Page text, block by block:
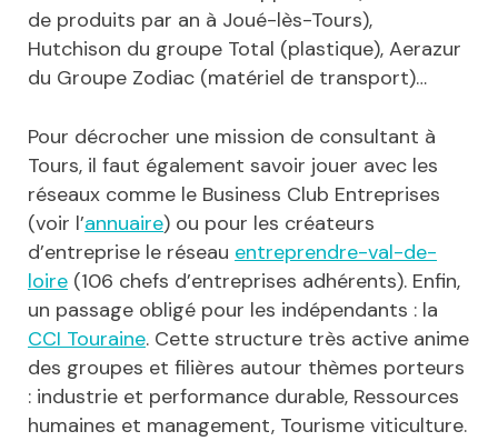
de produits par an à Joué-lès-Tours),
Hutchison du groupe Total (plastique), Aerazur
du Groupe Zodiac (matériel de transport)…
Pour décrocher une mission de consultant à
Tours, il faut également savoir jouer avec les
réseaux comme le Business Club Entreprises
(voir l’annuaire) ou pour les créateurs
d’entreprise le réseau entreprendre-val-de-
loire (106 chefs d’entreprises adhérents). Enfin,
un passage obligé pour les indépendants : la
CCI Touraine. Cette structure très active anime
des groupes et filières autour thèmes porteurs
: industrie et performance durable, Ressources
humaines et management, Tourisme viticulture.